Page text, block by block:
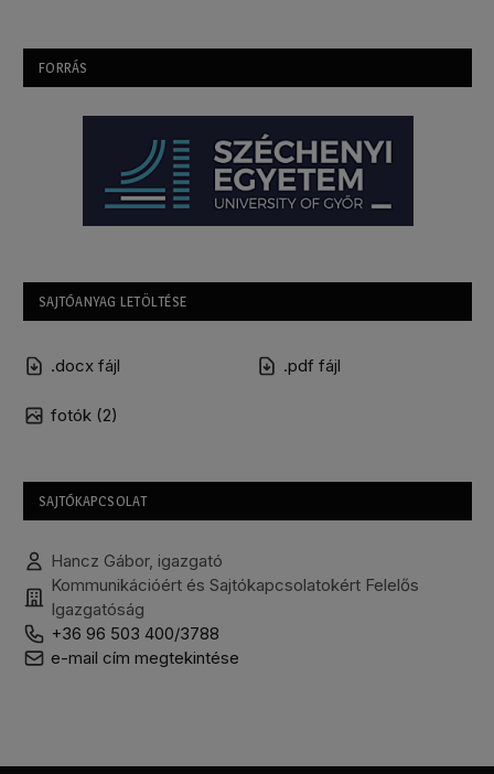
FORRÁS
SAJTÓANYAG LETÖLTÉSE
.docx fájl .pdf fájl
fotók (2)
SAJTÓKAPCSOLAT
Hancz Gábor, igazgató
Kommunikációért és Sajtókapcsolatokért Felelős
Igazgatóság
+36 96 503 400/3788
e-mail cím megtekintése